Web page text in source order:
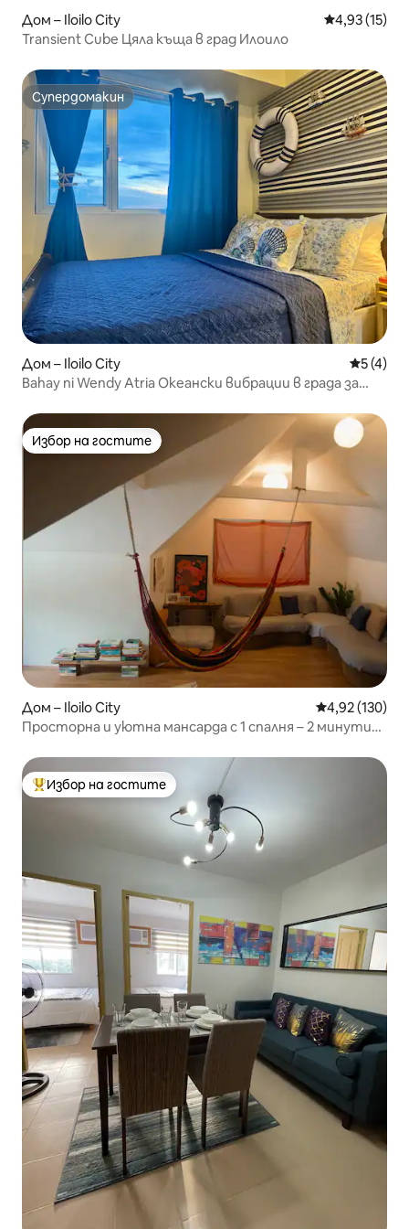
Дом – Iloilo City Средна
4,93 (15)
Transient Cube Цяла къща в град Илоило
Супердомакин
Супердомакин
Дом – Iloilo City Средна
5 (4)
Bahay ni Wendy Atria Океански вибрации в града за
Избор на гостите
Избор на гостите
Дом – Iloilo City Средна
4,92 (130)
Просторна и уютна мансарда с 1 спалня – 2 минути
Най-популярен избор на гостите
Избор на гостите